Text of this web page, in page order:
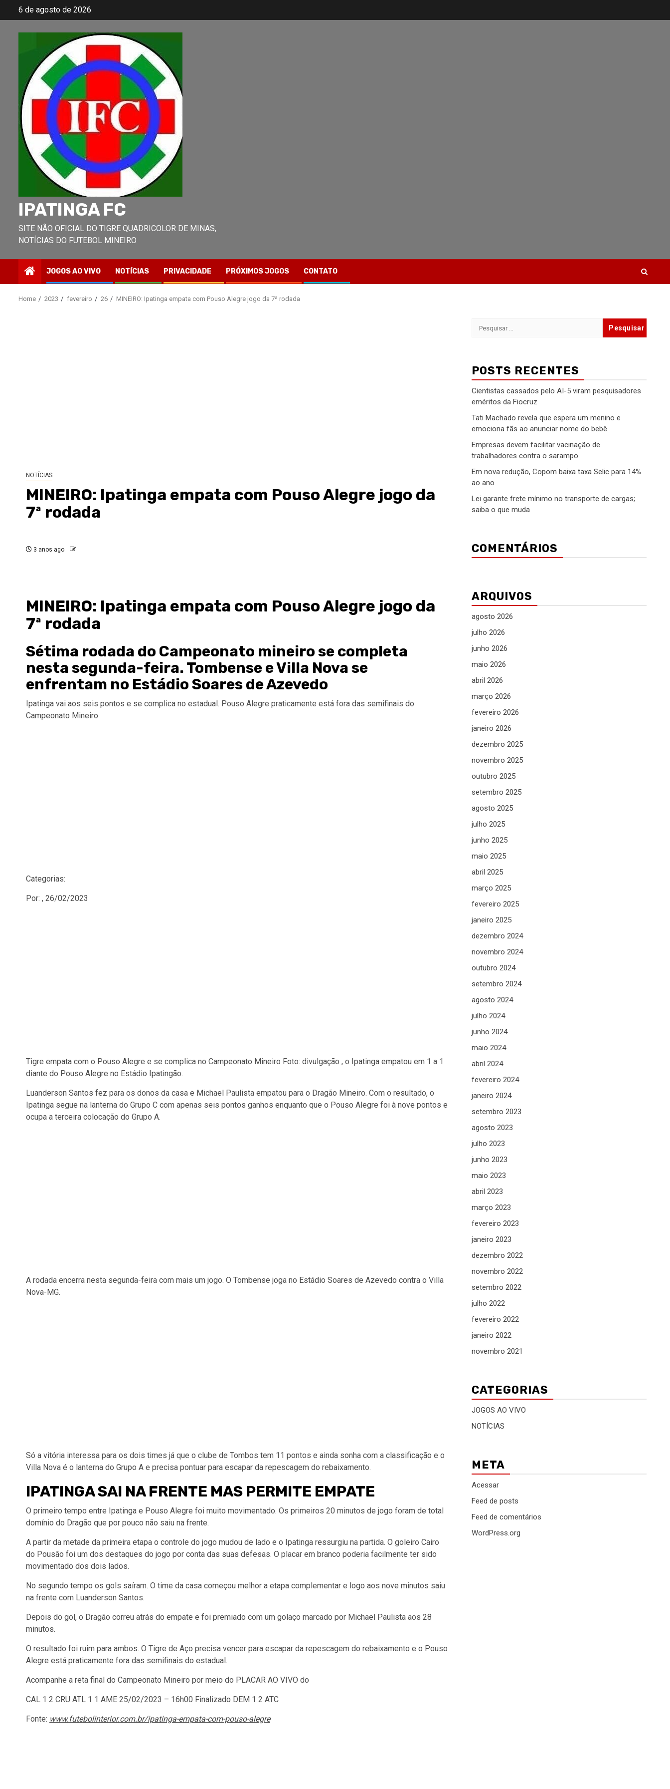
6 de agosto de 2026
IPATINGA FC
SITE NÃO OFICIAL DO TIGRE QUADRICOLOR DE MINAS,
NOTÍCIAS DO FUTEBOL MINEIRO
JOGOS AO VIVO NOTÍCIAS PRIVACIDADE PRÓXIMOS JOGOS CONTATO
Home 2023 fevereiro 26 MINEIRO: Ipatinga empata com Pouso Alegre jogo da 7ª rodada
NOTÍCIAS
MINEIRO: Ipatinga empata com Pouso Alegre jogo da
7ª rodada
3 anos ago
MINEIRO: Ipatinga empata com Pouso Alegre jogo da
7ª rodada
Sétima rodada do Campeonato mineiro se completa
nesta segunda-feira. Tombense e Villa Nova se
enfrentam no Estádio Soares de Azevedo
Ipatinga vai aos seis pontos e se complica no estadual. Pouso Alegre praticamente está fora das semifinais do
Campeonato Mineiro
Categorias:
Por: , 26/02/2023
Tigre empata com o Pouso Alegre e se complica no Campeonato Mineiro Foto: divulgação , o Ipatinga empatou em 1 a 1
diante do Pouso Alegre no Estádio Ipatingão.
Luanderson Santos fez para os donos da casa e Michael Paulista empatou para o Dragão Mineiro. Com o resultado, o
Ipatinga segue na lanterna do Grupo C com apenas seis pontos ganhos enquanto que o Pouso Alegre foi à nove pontos e
ocupa a terceira colocação do Grupo A.
A rodada encerra nesta segunda-feira com mais um jogo. O Tombense joga no Estádio Soares de Azevedo contra o Villa
Nova-MG.
Só a vitória interessa para os dois times já que o clube de Tombos tem 11 pontos e ainda sonha com a classificação e o
Villa Nova é o lanterna do Grupo A e precisa pontuar para escapar da repescagem do rebaixamento.
IPATINGA SAI NA FRENTE MAS PERMITE EMPATE
O primeiro tempo entre Ipatinga e Pouso Alegre foi muito movimentado. Os primeiros 20 minutos de jogo foram de total
domínio do Dragão que por pouco não saiu na frente.
A partir da metade da primeira etapa o controle do jogo mudou de lado e o Ipatinga ressurgiu na partida. O goleiro Cairo
do Pousão foi um dos destaques do jogo por conta das suas defesas. O placar em branco poderia facilmente ter sido
movimentado dos dois lados.
No segundo tempo os gols saíram. O time da casa começou melhor a etapa complementar e logo aos nove minutos saiu
na frente com Luanderson Santos.
Depois do gol, o Dragão correu atrás do empate e foi premiado com um golaço marcado por Michael Paulista aos 28
minutos.
O resultado foi ruim para ambos. O Tigre de Aço precisa vencer para escapar da repescagem do rebaixamento e o Pouso
Alegre está praticamente fora das semifinais do estadual.
Acompanhe a reta final do Campeonato Mineiro por meio do PLACAR AO VIVO do
CAL 1 2 CRU ATL 1 1 AME 25/02/2023 – 16h00 Finalizado DEM 1 2 ATC
Fonte: www.futebolinterior.com.br/ipatinga-empata-com-pouso-alegre
Pesquisar
POSTS RECENTES
Cientistas cassados pelo AI-5 viram pesquisadores
eméritos da Fiocruz
Tati Machado revela que espera um menino e
emociona fãs ao anunciar nome do bebê
Empresas devem facilitar vacinação de
trabalhadores contra o sarampo
Em nova redução, Copom baixa taxa Selic para 14%
ao ano
Lei garante frete mínimo no transporte de cargas;
saiba o que muda
COMENTÁRIOS
ARQUIVOS
agosto 2026
julho 2026
junho 2026
maio 2026
abril 2026
março 2026
fevereiro 2026
janeiro 2026
dezembro 2025
novembro 2025
outubro 2025
setembro 2025
agosto 2025
julho 2025
junho 2025
maio 2025
abril 2025
março 2025
fevereiro 2025
janeiro 2025
dezembro 2024
novembro 2024
outubro 2024
setembro 2024
agosto 2024
julho 2024
junho 2024
maio 2024
abril 2024
fevereiro 2024
janeiro 2024
setembro 2023
agosto 2023
julho 2023
junho 2023
maio 2023
abril 2023
março 2023
fevereiro 2023
janeiro 2023
dezembro 2022
novembro 2022
setembro 2022
julho 2022
fevereiro 2022
janeiro 2022
novembro 2021
CATEGORIAS
JOGOS AO VIVO
NOTÍCIAS
META
Acessar
Feed de posts
Feed de comentários
WordPress.org